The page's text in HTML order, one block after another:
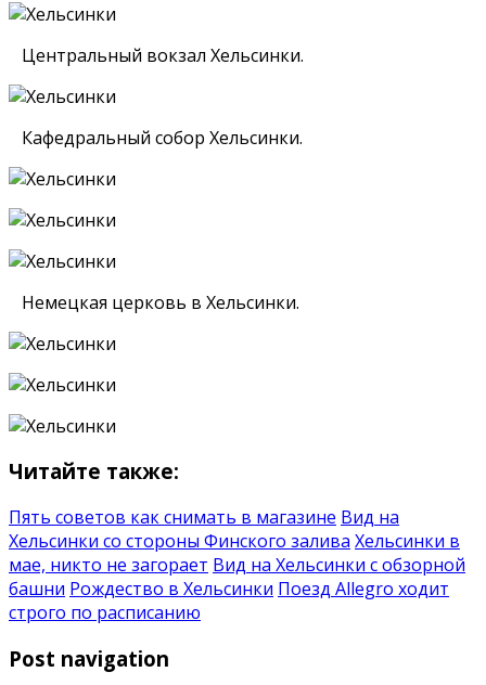
Центральный вокзал Хельсинки.
Кафедральный собор Хельсинки.
Немецкая церковь в Хельсинки.
Читайте также:
Пять советов как снимать в магазине Вид на
Хельсинки со стороны Финского залива Хельсинки в
мае, никто не загорает Вид на Хельсинки с обзорной
башни Рождество в Хельсинки Поезд Allegro ходит
строго по расписанию
Post navigation